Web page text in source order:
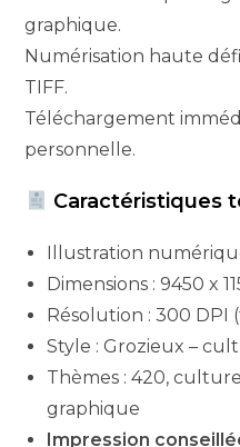
graphique.
Numérisation haute
TIFF.
Téléchargement
personnelle.
Caractéristiques
Illustration
Dimensions : 9450 x
Résolution : 300 DPI
Style : Grozieux –
Thèmes : 420,
graphique
Impression